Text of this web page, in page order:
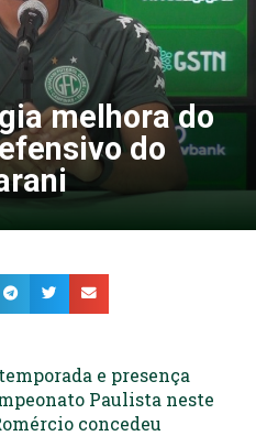
elogia melhora do sistema
melhora do
do
e presença
Paulista neste
concedeu